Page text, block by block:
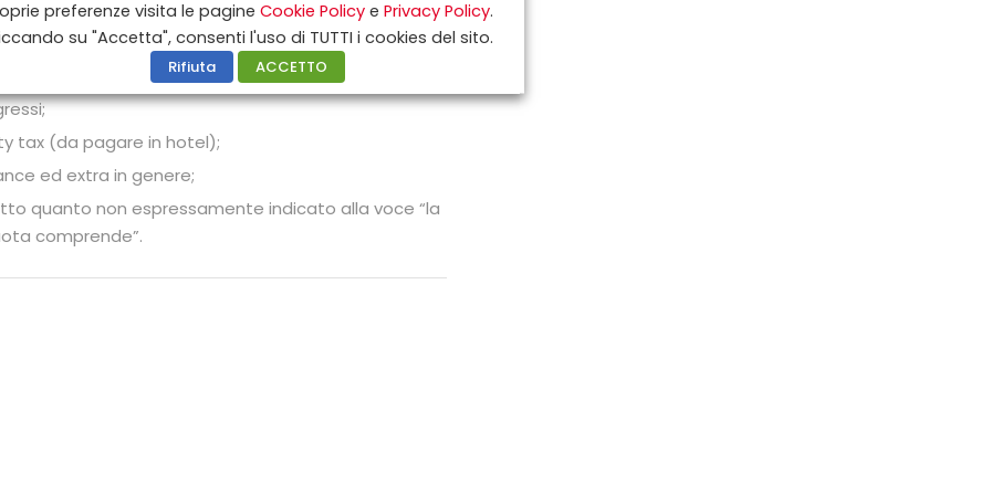
1/3 pax – € 100.00 a tratta 4/8 pax);
(escl. in caso di sistemazione a Selinunte e/o a
tax (da pagare in hotel);
ed extra in genere;
quanto non espressamente indicato alla voce “la
comprende”.
preferenze visita le pagine Cookie Policy e Privacy Policy.
su "Accetta", consenti l'uso di TUTTI i cookies del sito.
Rifiuta ACCETTO